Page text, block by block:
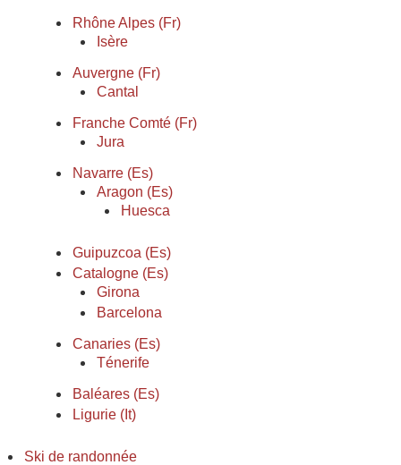
Rhône Alpes (Fr)
Isère
Auvergne (Fr)
Cantal
Franche Comté (Fr)
Jura
Navarre (Es)
Aragon (Es)
Huesca
Guipuzcoa (Es)
Catalogne (Es)
Girona
Barcelona
Canaries (Es)
Ténerife
Baléares (Es)
Ligurie (It)
Ski de randonnée